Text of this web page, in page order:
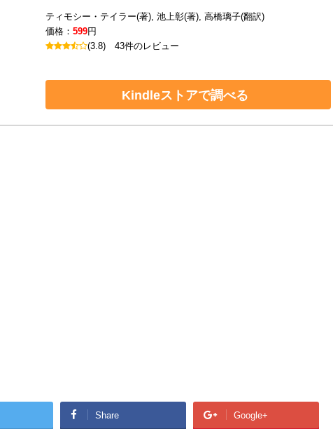
ティモシー・テイラー(著), 池上彰(著), 高橋璃子(翻訳)
価格：599円
(3.8)43件のレビュー
Kindleストアで調べる
Share Google+